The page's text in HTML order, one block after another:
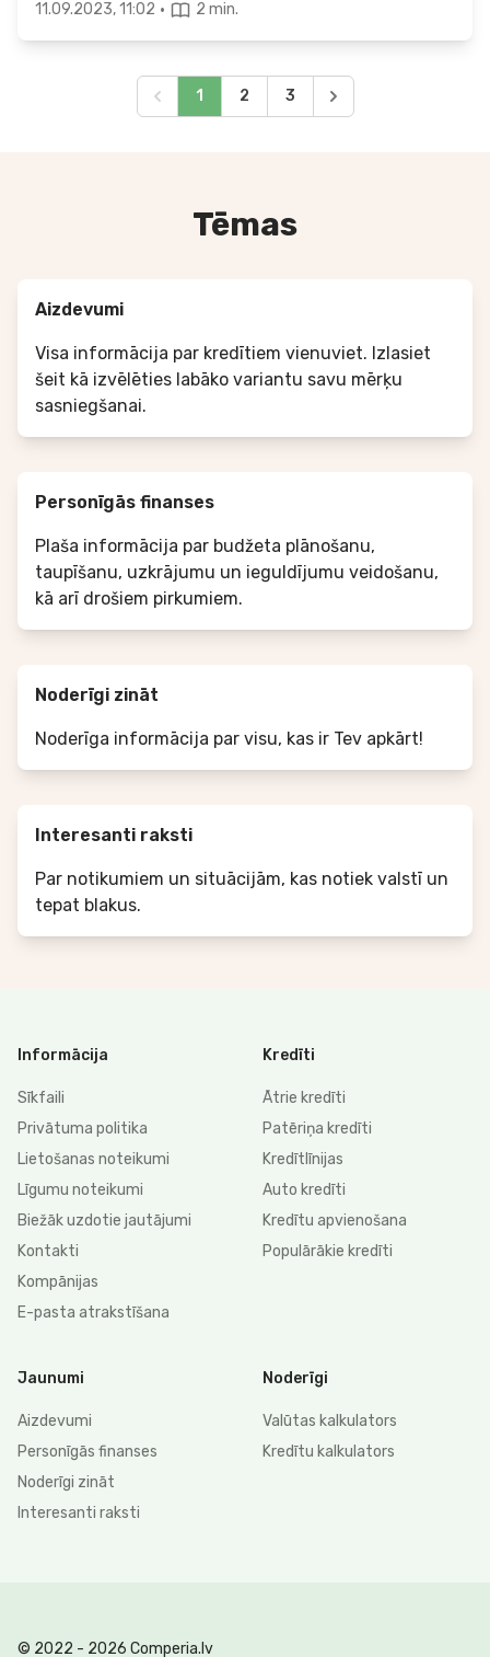
11.09.2023, 11:02 · 2 min.
1 2 3
Tēmas
Aizdevumi
Visa informācija par kredītiem vienuviet. Izlasiet
šeit kā izvēlēties labāko variantu savu mērķu
sasniegšanai.
Personīgās finanses
Plaša informācija par budžeta plānošanu,
taupīšanu, uzkrājumu un ieguldījumu veidošanu,
kā arī drošiem pirkumiem.
Noderīgi zināt
Noderīga informācija par visu, kas ir Tev apkārt!
Interesanti raksti
Par notikumiem un situācijām, kas notiek valstī un
tepat blakus.
Informācija
Sīkfaili
Privātuma politika
Lietošanas noteikumi
Līgumu noteikumi
Biežāk uzdotie jautājumi
Kontakti
Kompānijas
E-pasta atrakstīšana
Kredīti
Ātrie kredīti
Patēriņa kredīti
Kredītlīnijas
Auto kredīti
Kredītu apvienošana
Populārākie kredīti
Jaunumi
Aizdevumi
Personīgās finanses
Noderīgi zināt
Interesanti raksti
Noderīgi
Valūtas kalkulators
Kredītu kalkulators
© 2022 - 2026 Comperia.lv